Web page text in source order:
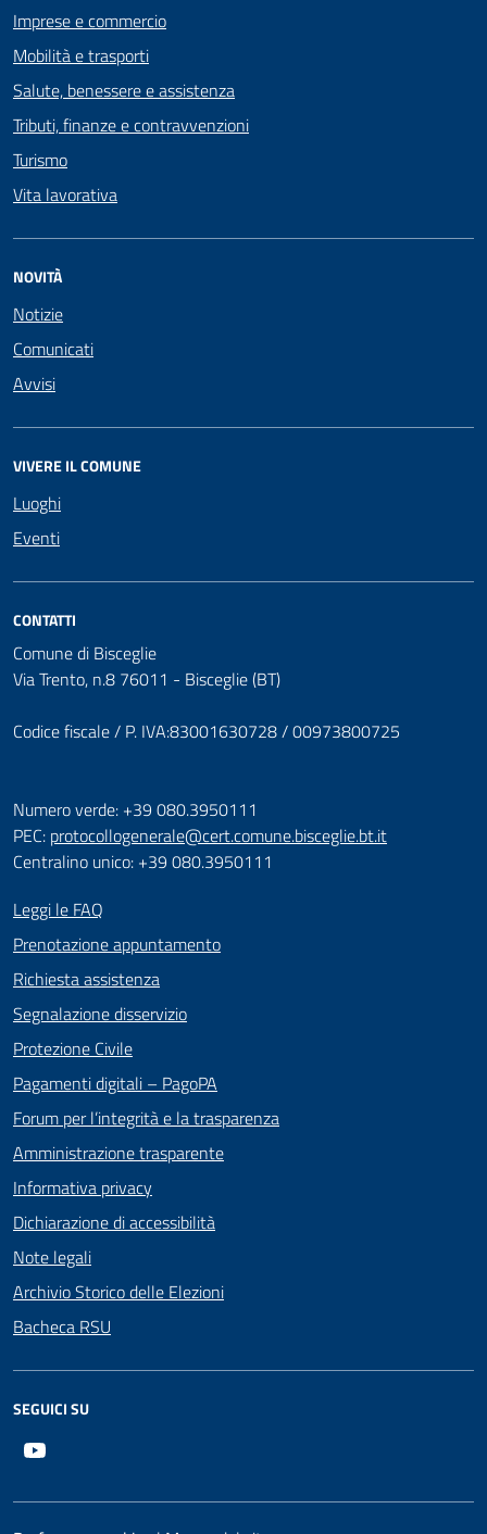
Imprese e commercio
Mobilità e trasporti
Salute, benessere e assistenza
Tributi, finanze e contravvenzioni
Turismo
Vita lavorativa
NOVITÀ
Notizie
Comunicati
Avvisi
VIVERE IL COMUNE
Luoghi
Eventi
CONTATTI
Comune di Bisceglie
Via Trento, n.8 76011 - Bisceglie (BT)
Codice fiscale / P. IVA:83001630728 / 00973800725
Numero verde: +39 080.3950111
PEC: protocollogenerale@cert.comune.bisceglie.bt.it
Centralino unico: +39 080.3950111
Leggi le FAQ
Prenotazione appuntamento
Richiesta assistenza
Segnalazione disservizio
Protezione Civile
Pagamenti digitali – PagoPA
Forum per l’integrità e la trasparenza
Amministrazione trasparente
Informativa privacy
Dichiarazione di accessibilità
Note legali
Archivio Storico delle Elezioni
Bacheca RSU
SEGUICI SU